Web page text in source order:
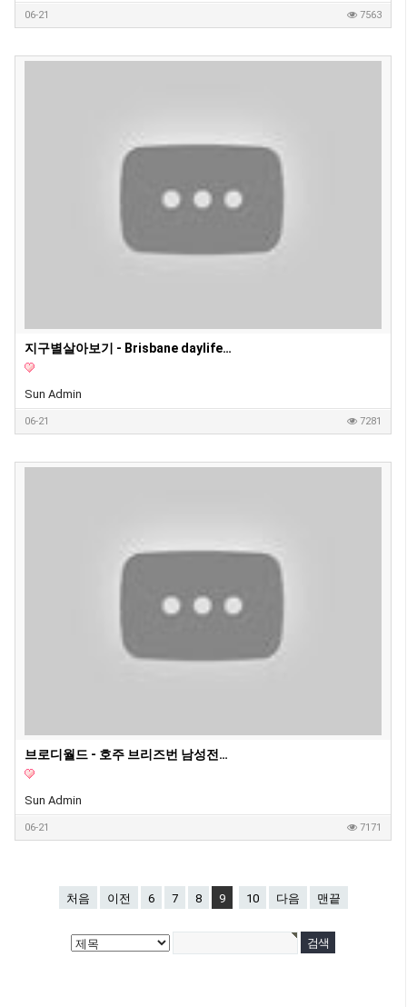
06-21 7563
지구별살아보기 - Brisbane daylife vlog .｡.:*☆ 브리즈번 일상 l 호주 워홀 l Shopping at DFO !
Sun Admin
06-21 7281
브로디월드 - 호주 브리즈번 남성전용 이발소에선 무슨 일이?
Sun Admin
06-21 7171
처음 이전 6 7 8 9 10 다음 맨끝